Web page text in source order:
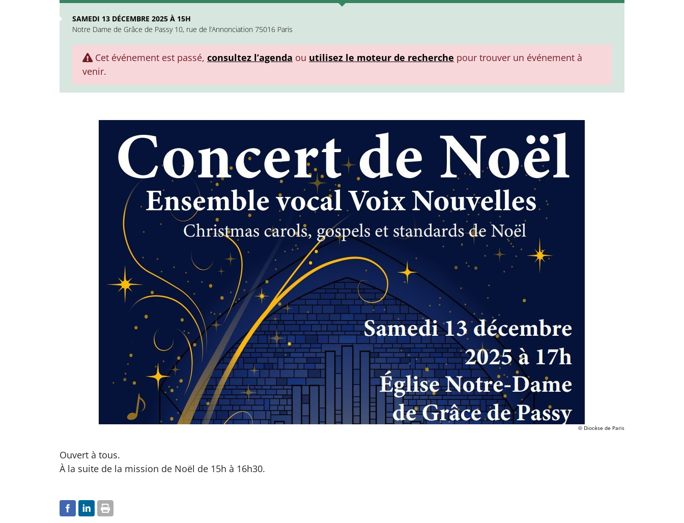
SAMEDI 13 DÉCEMBRE 2025 À 15H
Notre Dame de Grâce de Passy 10, rue de l’Annonciation 75016 Paris
Cet événement est passé, consultez l’agenda ou utilisez le moteur de recherche pour trouver un événement à
venir.
© Diocèse de Paris
Ouvert à tous.
À la suite de la mission de Noël de 15h à 16h30.